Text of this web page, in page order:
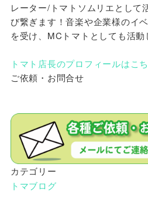
レーター/トマトソムリエとして
び繋ぎます！音楽や企業様のイ
を受け、MCトマトとしても活動
トマト店長のプロフィールはこち
ご依頼・お問合せ
カテゴリー
トマブログ